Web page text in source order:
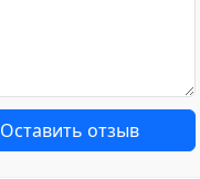
Оставить отзыв